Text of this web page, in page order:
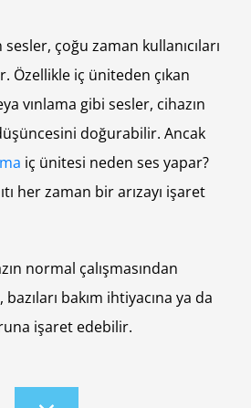
çoğu zaman kullanıcıları
Özellikle iç üniteden çıkan
vınlama gibi sesler, cihazın
doğurabilir. Ancak
iç ünitesi neden ses yapar?
her zaman bir arızayı işaret
normal çalışmasından
bakım ihtiyacına ya da
işaret edebilir.